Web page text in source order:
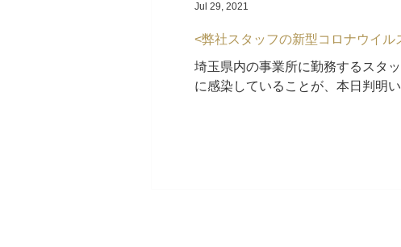
<弊社スタッフの新型コロナウイル
埼玉県内の事業所に勤務するスタ
に感染していることが、本日判明
Jul 29, 2021